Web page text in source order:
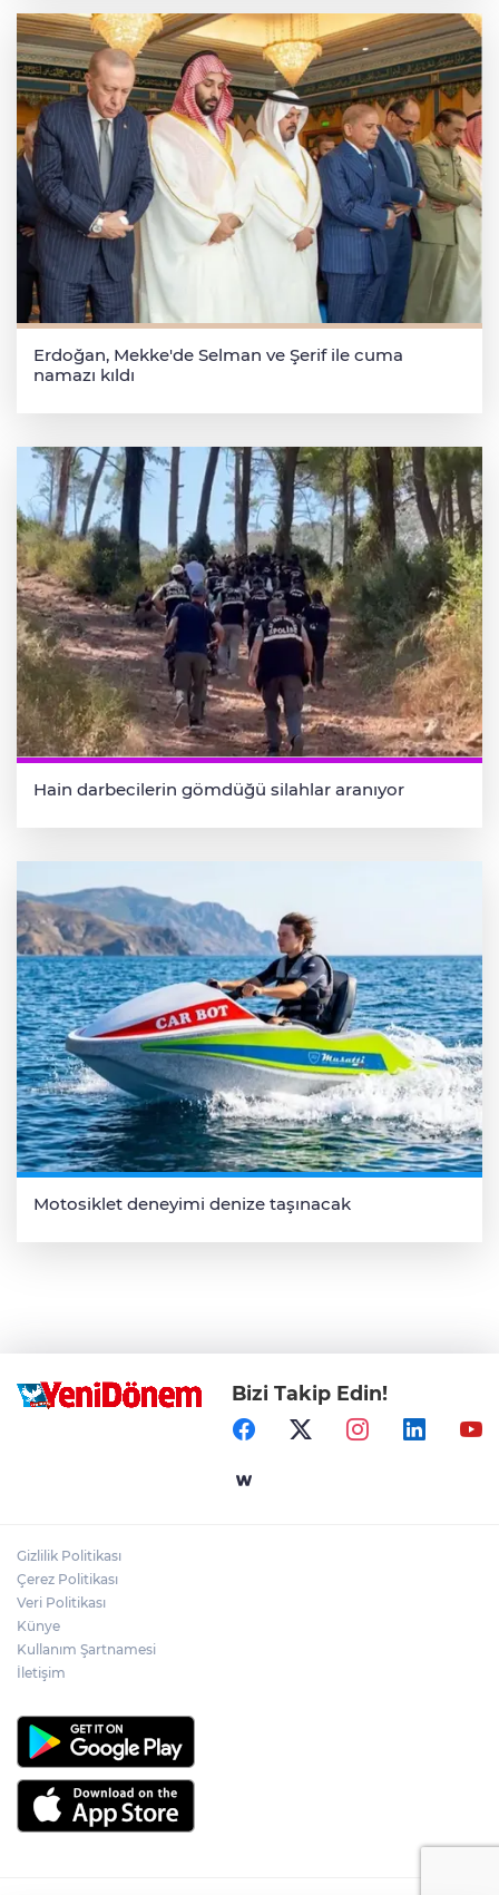
Erdoğan, Mekke'de Selman ve Şerif ile cuma
namazı kıldı
Hain darbecilerin gömdüğü silahlar aranıyor
Motosiklet deneyimi denize taşınacak
Bizi Takip Edin!
Gizlilik Politikası
Çerez Politikası
Veri Politikası
Künye
Kullanım Şartnamesi
İletişim